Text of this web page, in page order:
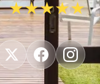
★★★★★